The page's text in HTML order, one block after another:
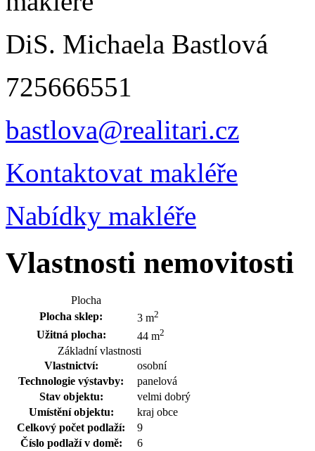
DiS. Michaela Bastlová
725666551
bastlova@realitari.cz
Kontaktovat makléře
Nabídky makléře
Vlastnosti nemovitosti
Plocha
Plocha sklep:
3 m2
Užitná plocha: 44 m2
Základní vlastnosti
Vlastnictví:
osobní
Technologie výstavby:
panelová
Stav objektu:
velmi dobrý
Umístění objektu:
kraj obce
Celkový počet podlaží:
9
Číslo podlaží v domě:
6